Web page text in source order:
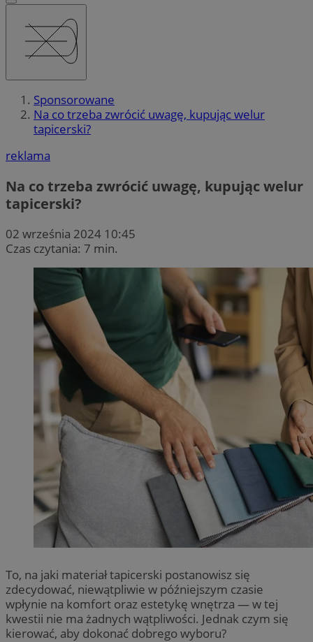
Sponsorowane
Na co trzeba zwrócić uwagę, kupując welur
tapicerski?
reklama
Na co trzeba zwrócić uwagę, kupując welur
tapicerski?
02 września 2024 10:45
Czas czytania: 7 min.
To, na jaki materiał tapicerski postanowisz się
zdecydować, niewątpliwie w późniejszym czasie
wpłynie na komfort oraz estetykę wnętrza — w tej
kwestii nie ma żadnych wątpliwości. Jednak czym się
kierować, aby dokonać dobrego wyboru?